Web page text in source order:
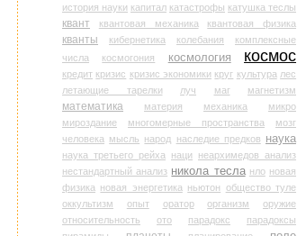
история науки капитал катастрофы катушка теслы
квант квантовая механика квантовая физика
кванты кибернетика колебания
комплексные
числа
космогония космология космос
кредит кризис кризис экономики круг культура лес
летающие тарелки
луч маг магнетизм
математика материя механика
микро
мироздание
многомерные пространства
мозг
человека мысль народ наследие предков наука
наука третьего рейха наци
неархимедов анализ
нестандартный анализ никола тесла нло новая
физика новая энергетика ньютон общество туле
оккультизм
опыт оратор организм
оружие
относительность
ото парадокс
парадоксы